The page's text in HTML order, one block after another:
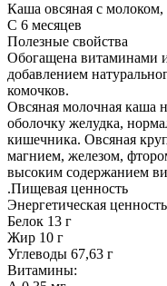
Каша овсяная с
С 6 месяцев
Полезные свойства
Обогащена витаминами
добавлением
комочков.
Овсяная молочная каша
оболочку желудка,
кишечника. Овсяная
магнием, железом,
высоким содержанием
.Пищевая ценность
Энергетическая
Белок 13 г
Жир 10 г
Углеводы 67,63 г
Витамины: